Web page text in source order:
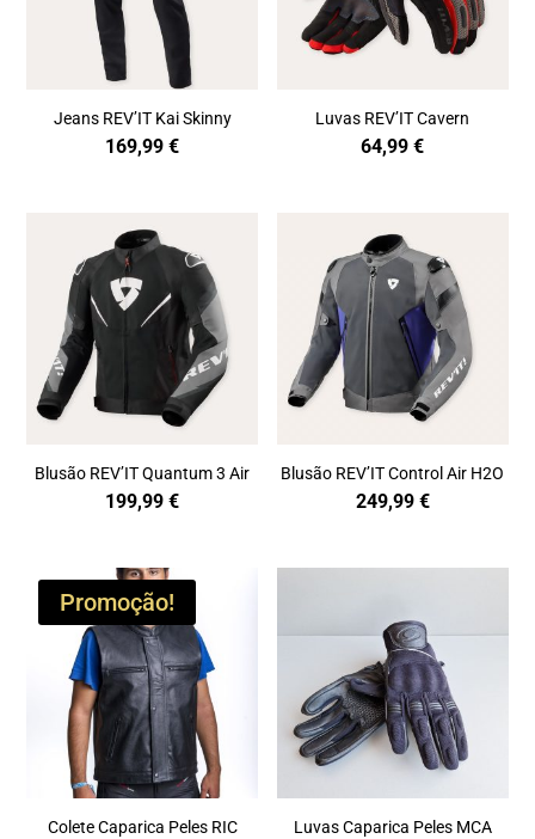
Jeans REV’IT Kai Skinny
169,99€
Luvas REV’IT Cavern
64,99€
Blusão REV’IT Quantum 3 Air
199,99€
Blusão REV’IT Control Air H2O
249,99 €
Promoção!
Colete Caparica Peles RIC Luvas Caparica Peles MCA